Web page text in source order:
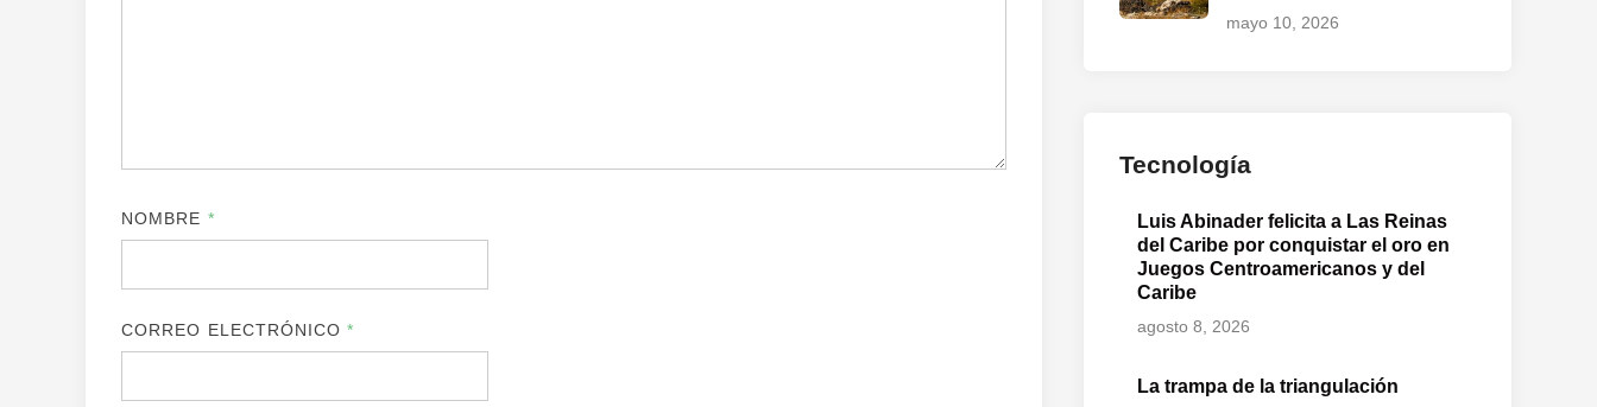
NOMBRE *
CORREO ELECTRÓNICO*
mayo 10, 2026
Tecnología
Luis Abinader felicita a Las Reinas
del Caribe por conquistar el oro en
Juegos Centroamericanos y del
Caribe
agosto 8, 2026
La trampa de la triangulación